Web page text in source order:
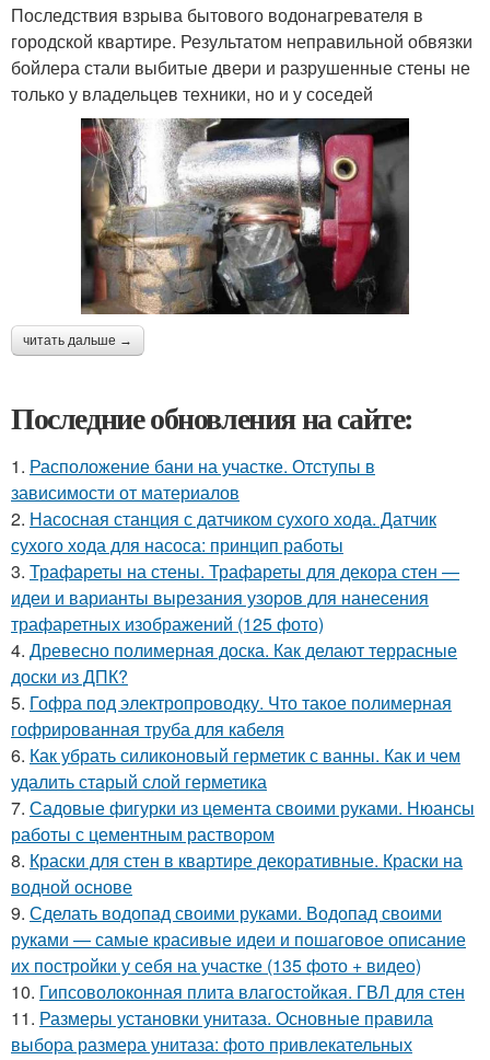
Последствия взрыва бытового водонагревателя в
городской квартире. Результатом неправильной обвязки
бойлера стали выбитые двери и разрушенные стены не
только у владельцев техники, но и у соседей
читать дальше →
Последние обновления на сайте:
1. Расположение бани на участке. Отступы в
зависимости от материалов
2. Насосная станция с датчиком сухого хода. Датчик
сухого хода для насоса: принцип работы
3. Трафареты на стены. Трафареты для декора стен —
идеи и варианты вырезания узоров для нанесения
трафаретных изображений (125 фото)
4. Древесно полимерная доска. Как делают террасные
доски из ДПК?
5. Гофра под электропроводку. Что такое полимерная
гофрированная труба для кабеля
6. Как убрать силиконовый герметик с ванны. Как и чем
удалить старый слой герметика
7. Садовые фигурки из цемента своими руками. Нюансы
работы с цементным раствором
8. Краски для стен в квартире декоративные. Краски на
водной основе
9. Сделать водопад своими руками. Водопад своими
руками — самые красивые идеи и пошаговое описание
их постройки у себя на участке (135 фото + видео)
10. Гипсоволоконная плита влагостойкая. ГВЛ для стен
11. Размеры установки унитаза. Основные правила
выбора размера унитаза: фото привлекательных